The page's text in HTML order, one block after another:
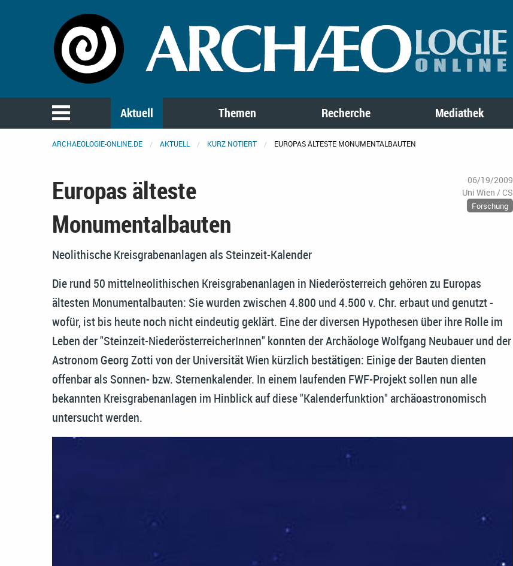
Aktuell Themen Recherche Mediathek
ARCHAEOLOGIE-ONLINE.DE AKTUELL KURZ NOTIERT EUROPAS ÄLTESTE MONUMENTALBAUTEN
Europas älteste
Monumentalbauten
06/19/2009
Uni Wien / CS
Forschung
Neolithische Kreisgrabenanlagen als Steinzeit-Kalender
Die rund 50 mittelneolithischen Kreisgrabenanlagen in Niederösterreich gehören zu Europas
ältesten Monumentalbauten: Sie wurden zwischen 4.800 und 4.500 v. Chr. erbaut und genutzt -
wofür, ist bis heute noch nicht eindeutig geklärt. Eine der diversen Hypothesen über ihre Rolle im
Leben der "Steinzeit-NiederösterreicherInnen" konnten der Archäologe Wolfgang Neubauer und der
Astronom Georg Zotti von der Universität Wien kürzlich bestätigen: Einige der Bauten dienten
offenbar als Sonnen- bzw. Sternenkalender. In einem laufenden FWF-Projekt sollen nun alle
bekannten Kreisgrabenanlagen im Hinblick auf diese "Kalenderfunktion" archäoastronomisch
untersucht werden.